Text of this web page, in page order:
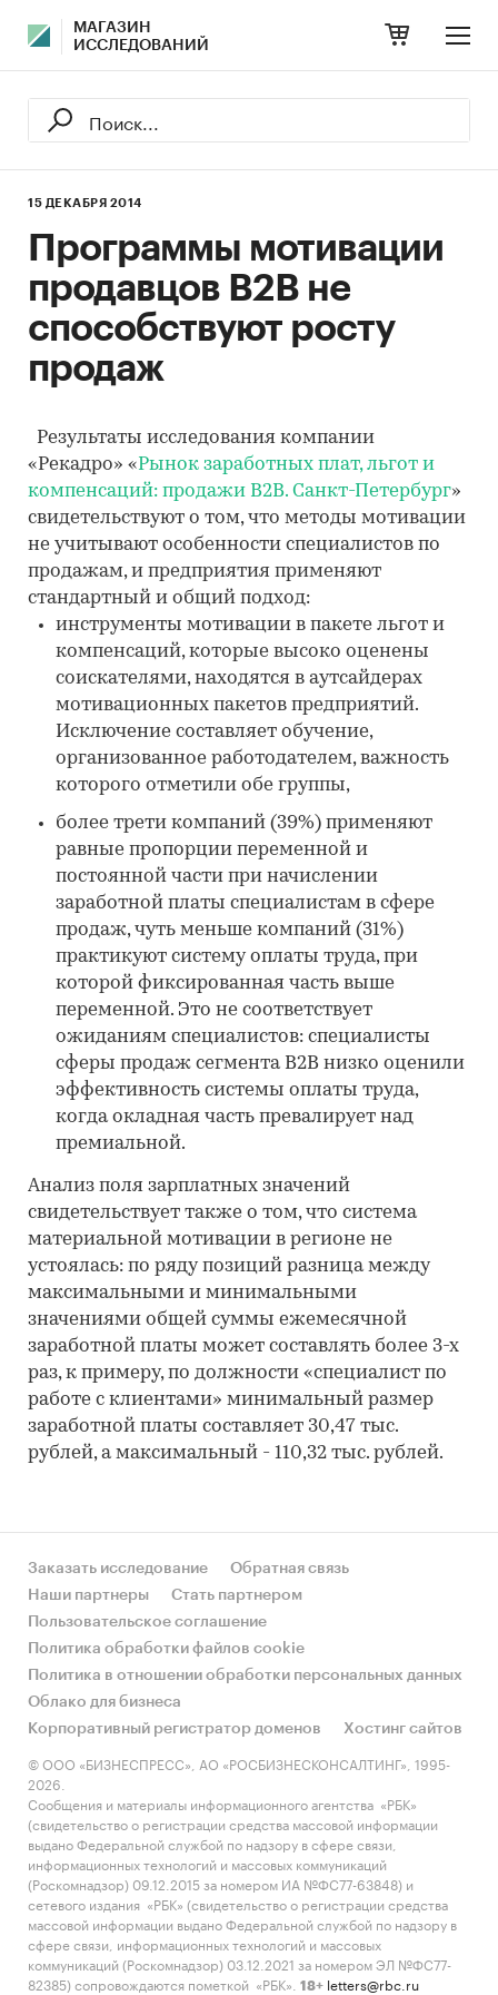
МАГАЗИН
ИССЛЕДОВАНИЙ
15 ДЕКАБРЯ 2014
Программы мотивации
продавцов B2B не
способствуют росту
продаж
Результаты исследования компании
«Рекадро» «Рынок заработных плат, льгот и
компенсаций: продажи B2B. Санкт-Петербург»
свидетельствуют о том, что методы мотивации
не учитывают особенности специалистов по
продажам, и предприятия применяют
стандартный и общий подход:
инструменты мотивации в пакете льгот и
компенсаций, которые высоко оценены
соискателями, находятся в аутсайдерах
мотивационных пакетов предприятий.
Исключение составляет обучение,
организованное работодателем, важность
которого отметили обе группы,
более трети компаний (39%) применяют
равные пропорции переменной и
постоянной части при начислении
заработной платы специалистам в сфере
продаж, чуть меньше компаний (31%)
практикуют систему оплаты труда, при
которой фиксированная часть выше
переменной. Это не соответствует
ожиданиям специалистов: специалисты
сферы продаж сегмента B2B низко оценили
эффективность системы оплаты труда,
когда окладная часть превалирует над
премиальной.
Анализ поля зарплатных значений
свидетельствует также о том, что система
материальной мотивации в регионе не
устоялась: по ряду позиций разница между
максимальными и минимальными
значениями общей суммы ежемесячной
заработной платы может составлять более 3-х
раз, к примеру, по должности «специалист по
работе с клиентами» минимальный размер
заработной платы составляет 30,47 тыс.
рублей, а максимальный - 110,32 тыс. рублей.
Заказать исследование
Обратная связь
Наши партнеры
Стать партнером
Пользовательское соглашение
Политика обработки файлов cookie
Политика в отношении обработки персональных данных
Облако для бизнеса
Корпоративный регистратор доменов
Хостинг сайтов
© ООО «БИЗНЕСПРЕСС», АО «РОСБИЗНЕСКОНСАЛТИНГ», 1995-
2026.
Сообщения и материалы информационного агентства «РБК»
(свидетельство о регистрации средства массовой информации
выдано Федеральной службой по надзору в сфере связи,
информационных технологий и массовых коммуникаций
(Роскомнадзор) 09.12.2015 за номером ИА №ФС77-63848) и
сетевого издания «РБК» (свидетельство о регистрации средства
массовой информации выдано Федеральной службой по надзору в
сфере связи, информационных технологий и массовых
коммуникаций (Роскомнадзор) 03.12.2021 за номером ЭЛ №ФС77-
82385) сопровождаются пометкой «РБК».
18+ letters@rbc.ru